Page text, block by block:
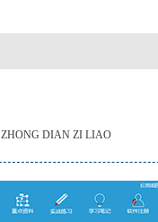
ZHONG DIAN ZI LIAO